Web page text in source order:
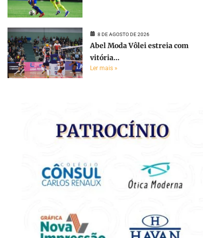
8 DE AGOSTO DE 2026
Abel Moda Vôlei estreia com
vitória...
Ler mais »